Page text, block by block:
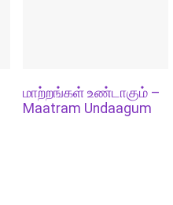
மாற்றங்கள் உண்டாகும் –
Maatram Undaagum